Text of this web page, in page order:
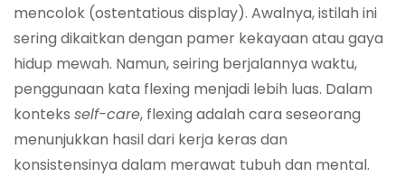
mencolok (ostentatious display). Awalnya, istilah ini
sering dikaitkan dengan pamer kekayaan atau gaya
hidup mewah. Namun, seiring berjalannya waktu,
penggunaan kata flexing menjadi lebih luas. Dalam
konteks self-care, flexing adalah cara seseorang
menunjukkan hasil dari kerja keras dan
konsistensinya dalam merawat tubuh dan mental.